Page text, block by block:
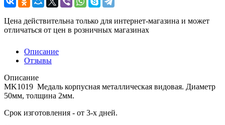
Цена действительна только для интернет-магазина и может
отличаться от цен в розничных магазинах
Описание
Отзывы
Описание
MK1019 Медаль корпусная металлическая видовая. Диаметр
50мм, толщина 2мм.
Срок изготовления - от 3-х дней.